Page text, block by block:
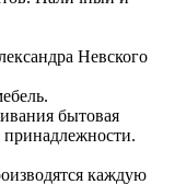
Невского
бытовая
принадлежности.
каждую